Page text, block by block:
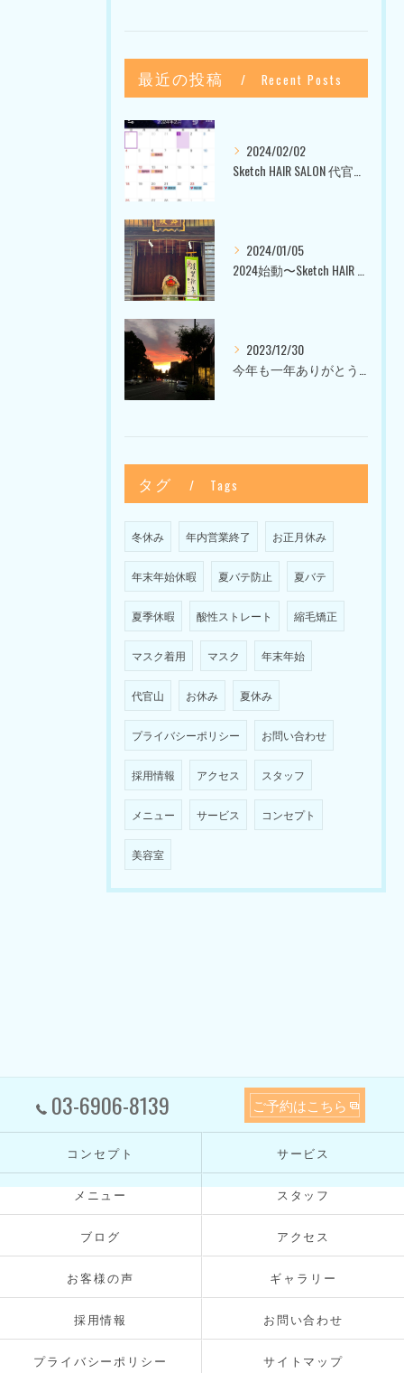
最近の投稿 Recent Posts
2024/02/02
2024/01/05
2023/12/30
タグ Tags
冬休み 年内営業終了 お正月休み
年末年始休暇 夏バテ防止 夏バテ
夏季休暇 酸性ストレート 縮毛矯正
マスク着用 マスク 年末年始
代官山 お休み 夏休み
プライバシーポリシー お問い合わせ
採用情報 アクセス スタッフ
メニュー サービス コンセプト
美容室
03-6906-8139 ご予約はこちら
コンセプト サービス
メニュー スタッフ
ブログ アクセス
お客様の声 ギャラリー
採用情報 お問い合わせ
プライバシーポリシー サイトマップ